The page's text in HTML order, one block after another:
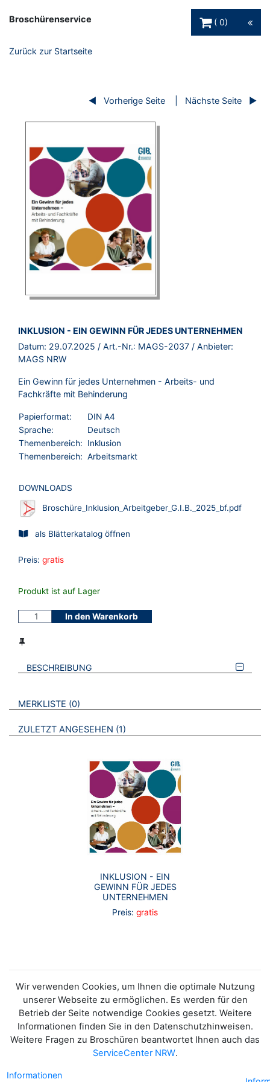
Broschürenservice
0
Zurück zur Startseite
Vorherige Seite Nächste Seite
BROSCHÜRE:
INKLUSION - EIN GEWINN FÜR JEDES UNTERNEHMEN
Datum: 29.07.2025 / Art.-Nr.: MAGS-2037 / Anbieter:
MAGS NRW
Ein Gewinn für jedes Unternehmen - Arbeits- und
Fachkräfte mit Behinderung
Papierformat:
DIN A4
Sprache:
Deutsch
Themenbereich:
Inklusion
Themenbereich: Arbeitsmarkt
DOWNLOADS
Broschüre_Inklusion_Arbeitgeber_G.I.B._2025_bf.pdf
als Blätterkatalog öffnen
Preis: gratis
Produkt ist auf Lager
In den Warenkorb
BESCHREIBUNG
VERWEISE AUF VERMERKTE- ODER ZULETZT ANGESEHENE
MERKLISTE 0 BROSCHÜREN
ZULETZT ANGESEHEN 1 BROSCHÜREN
INKLUSION - EIN
GEWINN FÜR JEDES
UNTERNEHMEN
Preis: gratis
Wir verwenden Cookies, um Ihnen die optimale Nutzung
unserer Webseite zu ermöglichen. Es werden für den
Betrieb der Seite notwendige Cookies gesetzt. Weitere
Informationen finden Sie in den Datenschutzhinweisen.
Weitere Fragen zu Broschüren beantwortet Ihnen auch das
ServiceCenter NRW.
Informationen